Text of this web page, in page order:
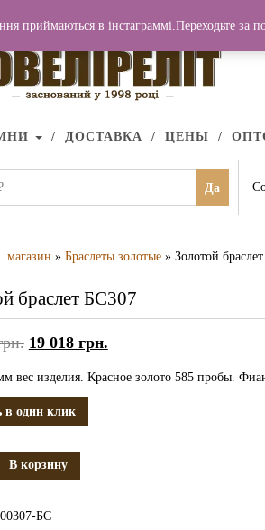
ДОСТАВКА ЦЕНЫ
Да
магазин » Браслеты золотые » Золотой
браслет БС307
19 018 грн.
вес изделия. Красное золото 585 пробы.
в один клик
В корзину
00307-БС
приймаються в інстаграммі.Переходьте за